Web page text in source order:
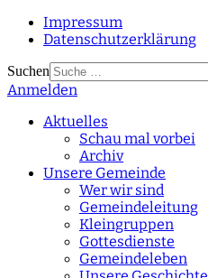
Impressum
Datenschutzerklärung
Suchen
Type 2 or more
Anmelden
Aktuelles
Schau mal vorbei
Archiv
Unsere Gemeinde
Wer wir sind
Gemeindeleitung
Kleingruppen
Gottesdienste
Gemeindeleben